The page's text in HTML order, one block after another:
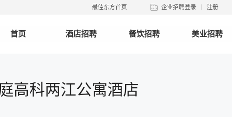
最佳东方首页 企业招聘登录 注册
首页 酒店招聘 餐饮招聘 美业招聘
高科两江公寓酒店